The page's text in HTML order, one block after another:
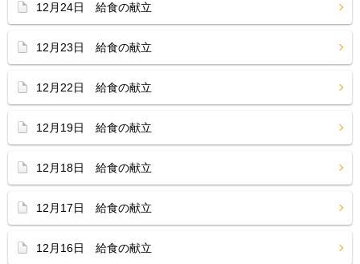
12月24日 給食の献立
12月23日 給食の献立
12月22日 給食の献立
12月19日 給食の献立
12月18日 給食の献立
12月17日 給食の献立
12月16日 給食の献立